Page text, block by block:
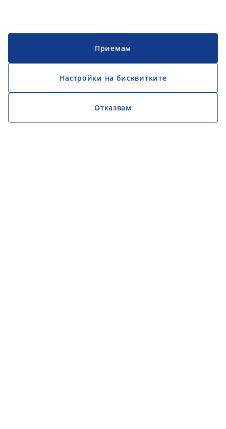
Приемам
Настройки на бисквитките
Отказвам